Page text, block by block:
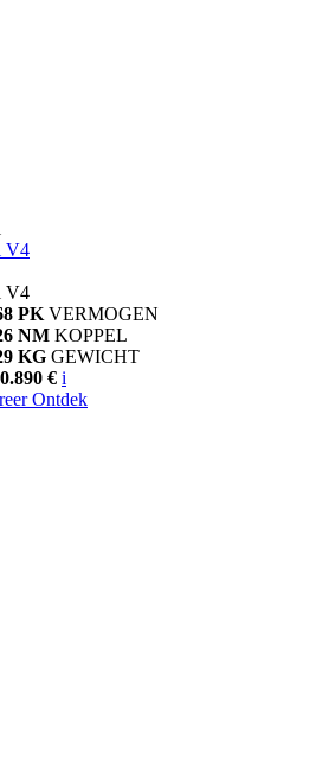
V4
V4
PK VERMOGEN
NM KOPPEL
KG GEWICHT
€ i
Ontdek